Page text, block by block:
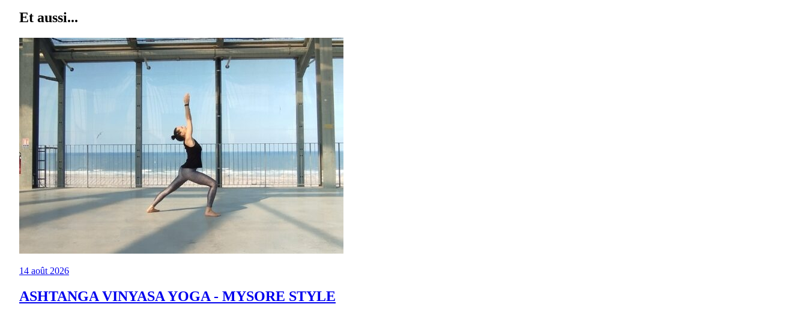
Et aussi...
14 août 2026
ASHTANGA VINYASA YOGA - MYSORE STYLE